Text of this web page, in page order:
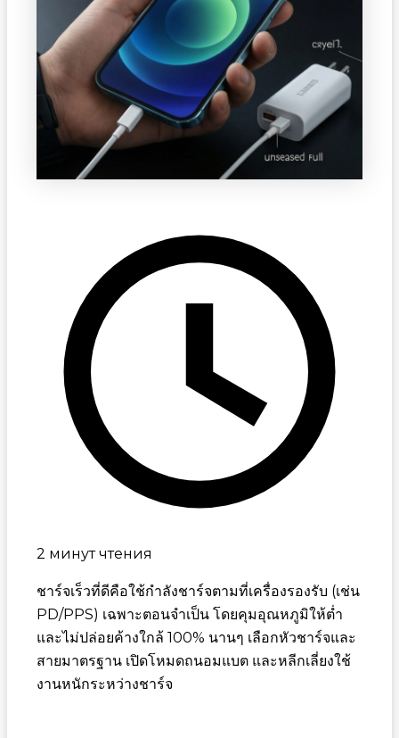
2 минут чтения
ชาร์จเร็วที่ดีคือใช้กำลังชาร์จตามที่เครื่องรองรับ (เช่น
PD/PPS) เฉพาะตอนจำเป็น โดยคุมอุณหภูมิให้ต่ำ
และไม่ปล่อยค้างใกล้ 100% นานๆ เลือกหัวชาร์จและ
สายมาตรฐาน เปิดโหมดถนอมแบต และหลีกเลี่ยงใช้
งานหนักระหว่างชาร์จ